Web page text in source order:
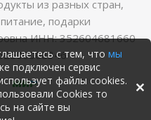
из разных стран,
пoдарки
ИНН: 352604681660
с тем, что мы
подключен сервис
файлы cookies.
Cookies то
на сайте вы